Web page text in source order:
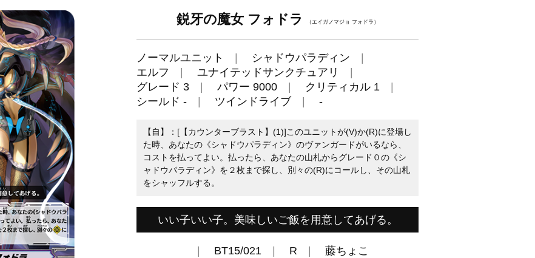
鋭牙の魔女 フォドラ （エイガノマジョ フォドラ）
ノーマルユニット
シャドウパラディン
エルフ
ユナイテッドサンクチュアリ
グレード 3
パワー 9000
クリティカル 1
シールド -
ツインドライブ -
【自】：[【カウンターブラスト】(1)]このユニットが(V)か(R)に登場し
た時、あなたの《シャドウパラディン》のヴァンガードがいるなら、
コストを払ってよい。払ったら、あなたの山札からグレード０の《シ
ャドウパラディン》を２枚まで探し、別々の(R)にコールし、その山札
をシャッフルする。
いい子いい子。美味しいご飯を用意してあげる。
BT15/021 R 藤ちょこ